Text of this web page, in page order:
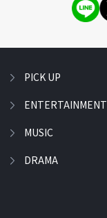
PICK UP
ENTERTAINMENT
MUSIC
DRAMA